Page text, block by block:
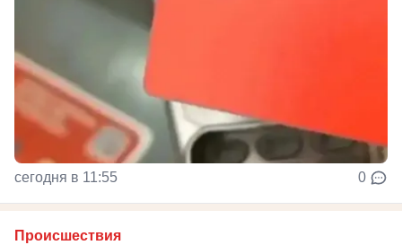
сегодня в 11:55 0
Происшествия